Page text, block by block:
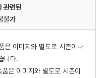
관련된
불가
은 이미지와 별도로 시즌이나
니다.
은 이미지와 별도로 시즌이